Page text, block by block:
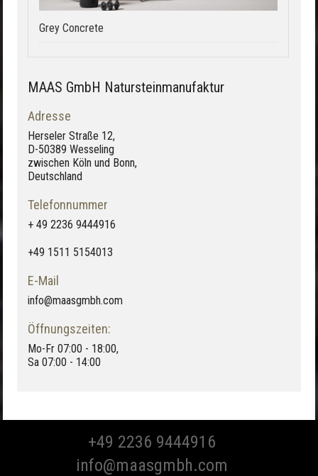
Grey Concrete
MAAS GmbH Natursteinmanufaktur
Adresse
Herseler Straße 12,
D-50389 Wesseling
zwischen Köln und Bonn,
Deutschland
Telefonnummer
+ 49 2236 9444916
+49 1511 5154013
E-Mail
info@maasgmbh.com
Öffnungszeiten:
Mo-Fr 07:00 - 18:00,
Sa 07:00 - 14:00
+49 2236 9444916
info@maasgmbh.com